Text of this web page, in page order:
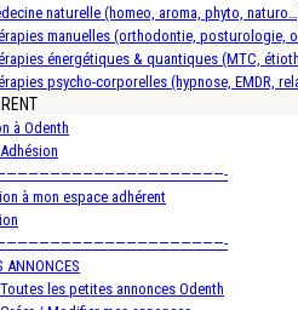
naturelle (homeo, aroma, phyto,
manuelles (orthodontie, posturologie,
énergétiques & quantiques (MTC,
psycho-corporelles (hypnose, EMDR,
à Odenth
à mon espace adhérent
ANNONCES
Toutes les petites annonces Odenth